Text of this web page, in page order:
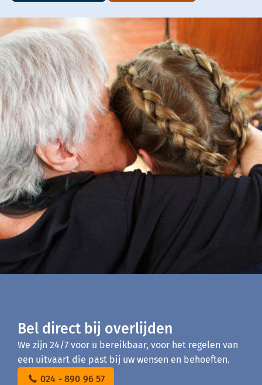
Bel direct bij overlijden
We zijn 24/7 voor u bereikbaar, voor het regelen van
een uitvaart die past bij uw wensen en behoeften.
024 - 890 96 57